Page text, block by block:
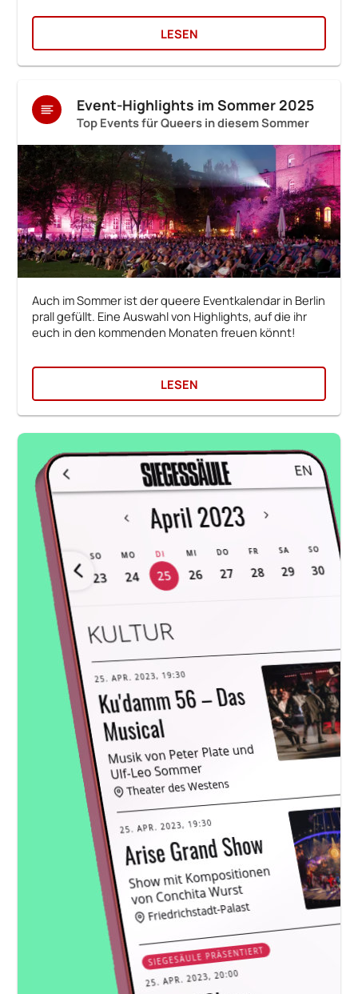
LESEN
Event-Highlights im Sommer 2025
Top Events für Queers in diesem Sommer
Auch im Sommer ist der queere Eventkalendar in Berlin
prall gefüllt. Eine Auswahl von Highlights, auf die ihr
euch in den kommenden Monaten freuen könnt!
LESEN